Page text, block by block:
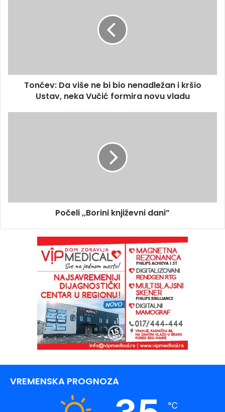
Tončev: Da više ne bi bio nenadležan i kršio
Ustav, neka Vučić formira novu vladu
Počeli ,,Borini književni dani”
VREMENSKA PROGNOZA
℃